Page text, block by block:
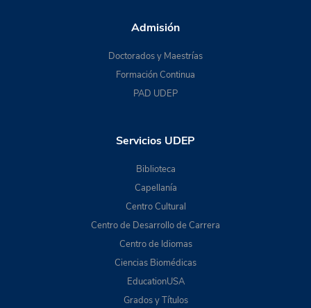
Admisión
Doctorados y Maestrías
Formación Continua
PAD UDEP
Servicios UDEP
Biblioteca
Capellanía
Centro Cultural
Centro de Desarrollo de Carrera
Centro de Idiomas
Ciencias Biomédicas
EducationUSA
Grados y Títulos